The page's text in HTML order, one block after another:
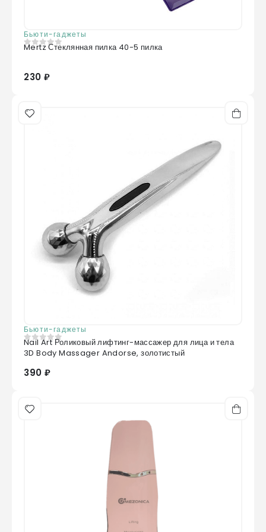
Бьюти-гаджеты
0из 5
Mertz Стеклянная пилка 40-5 пилка
230 ₽
Бьюти-гаджеты
0из 5
Nail Art Роликовый лифтинг-массажер для лица и тела
3D Body Massager Andorse, золотистый
390 ₽